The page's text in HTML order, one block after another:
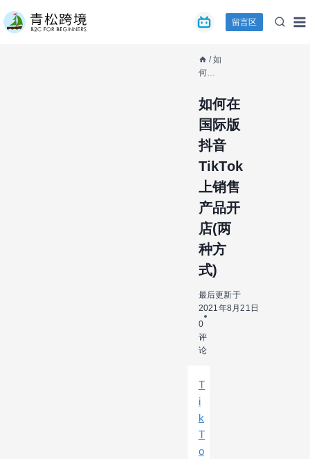
到
留言区
/ 如
何在
版抖
音
TikTok
上销
售产
品开
店(两
种方
式)
如何在
国际版
抖音
TikTok
上销售
产品开
店(两
种方
式)
最后更新于
2021年8月21日
0
评
论
T
i
k
T
o